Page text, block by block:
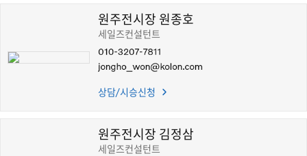
원주전시장 원종호
세일즈컨설턴트
상담/시승신청
원주전시장 김정삼
세일즈컨설턴트